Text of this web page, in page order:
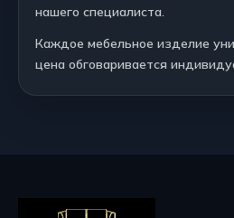
нашего специалиста.
Каждое мебельное изделие
цена обговаривается